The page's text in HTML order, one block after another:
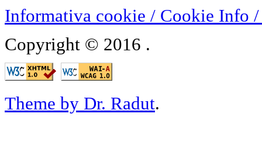
Informativa cookie / Cookie Info
Copyright © 2016 .
Theme by Dr. Radut.